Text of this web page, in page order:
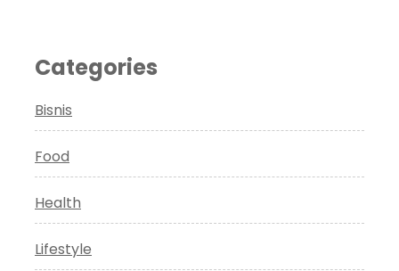
Categories
Bisnis
Food
Health
Lifestyle